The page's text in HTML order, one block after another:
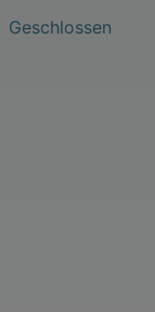
Geschlossen